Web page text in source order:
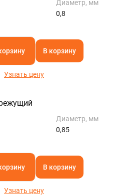
Диаметр, мм
0,8
В корзину
Узнать цену
Диаметр, мм
0,85
В корзину
Узнать цену